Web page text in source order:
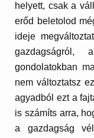
helyett, csak a
erőd beletolod
ideje
gondolatokban
nem változtatsz
agyadból ezt a
is számíts arra,
a gazdagság